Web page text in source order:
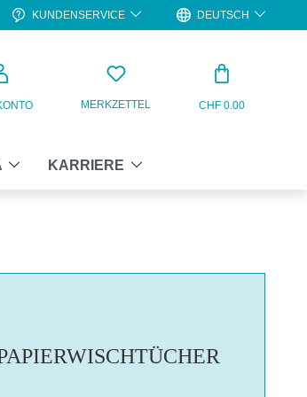
KUNDENSERVICE DEUTSCH
MERKZETTEL CHF 0.00
KARRIERE